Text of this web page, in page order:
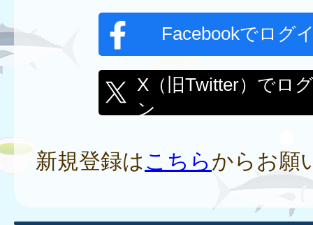
Facebookでログ
X（旧Twitter）でロ
ン
新規登録はこちらからお願